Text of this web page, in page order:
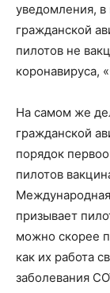
уведомления,
гражданской
пилотов не
коронавируса,
На самом же
гражданской
порядок
пилотов
призывает
можно скорее
как их работа
заболевания